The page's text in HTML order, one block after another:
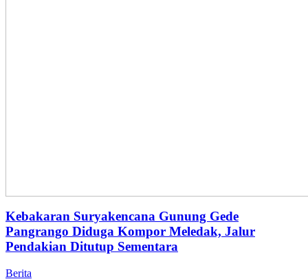
Kebakaran Suryakencana Gunung Gede
Pangrango Diduga Kompor Meledak, Jalur
Pendakian Ditutup Sementara
Berita